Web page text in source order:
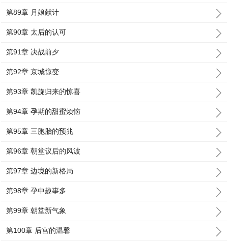
第89章 月娘献计
第90章 太后的认可
第91章 决战前夕
第92章 京城惊变
第93章 凯旋归来的惊喜
第94章 孕期的甜蜜烦恼
第95章 三胞胎的预兆
第96章 朝堂议后的风波
第97章 边境的新格局
第98章 孕中趣事多
第99章 朝堂新气象
第100章 后宫的温馨